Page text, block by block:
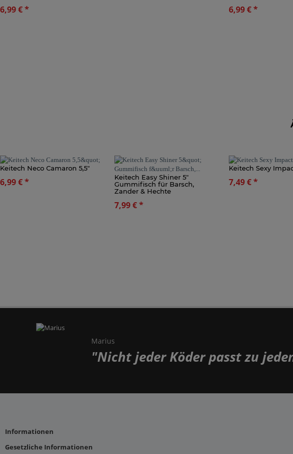
6,99 €* 6,99 €*
Keitech Neco Camaron 5,5"
6,99 €*
Keitech Easy Shiner 5"
Gummifisch für Barsch,
Zander & Hechte
7,99 €*
Keitech Sexy
7,49 €*
Marius
"Nicht jeder Köder passt zu
Informationen
Gesetzliche Informationen